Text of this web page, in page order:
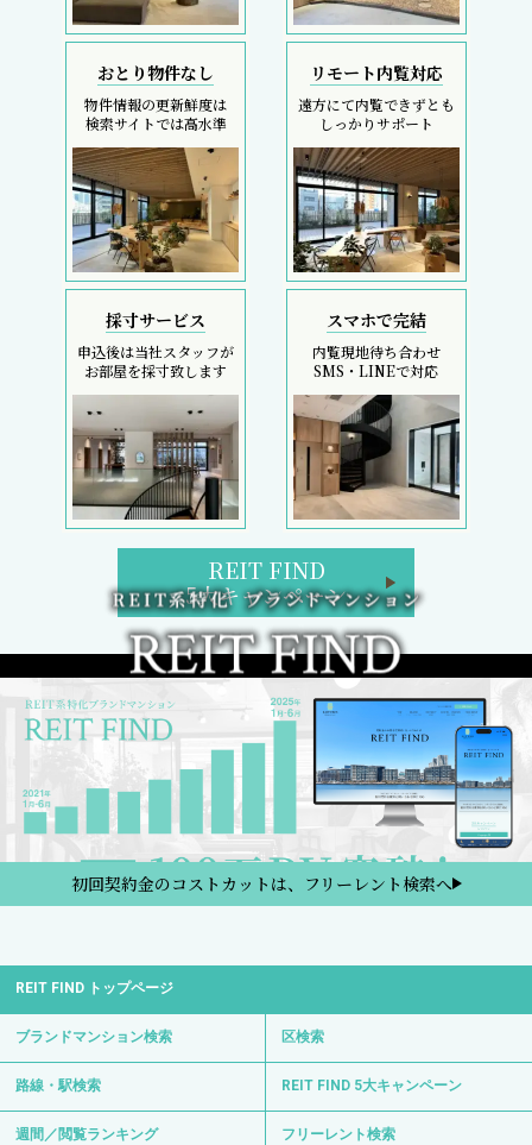
おとり物件なし
物件情報の更新鮮度は
検索サイトでは高水準
リモート内覧対応
遠方にて内覧できずとも
しっかりサポート
採寸サービス
申込後は当社スタッフが
お部屋を採寸致します
スマホで完結
内覧現地待ち合わせ
SMS・LINEで対応
REIT FIND
5大キャンペーン
初回契約金のコストカットは、フリーレント検索へ
REIT FIND トップページ
ブランドマンション検索 区検索
路線・駅検索 REIT FIND 5大キャンペーン
週間／閲覧ランキング フリーレント検索